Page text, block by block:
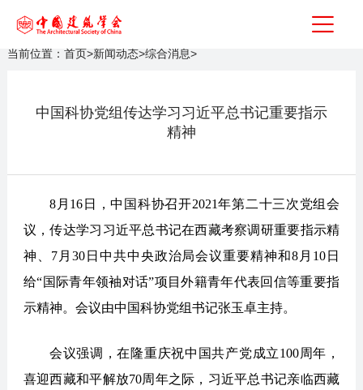
当前位置： 首页>新闻动态>综合消息>
中国科协党组传达学习习近平总书记重要指示
精神
8月16日，中国科协召开2021年第二十三次党组会
议，传达学习习近平总书记在西藏考察调研重要指示精
神、7月30日中共中央政治局会议重要精神和8月10日
给“国际青年领袖对话”项目外籍青年代表回信等重要指
示精神。会议由中国科协党组书记张玉卓主持。
会议强调，在隆重庆祝中国共产党成立100周年，
喜迎西藏和平解放70周年之际，习近平总书记亲临西藏